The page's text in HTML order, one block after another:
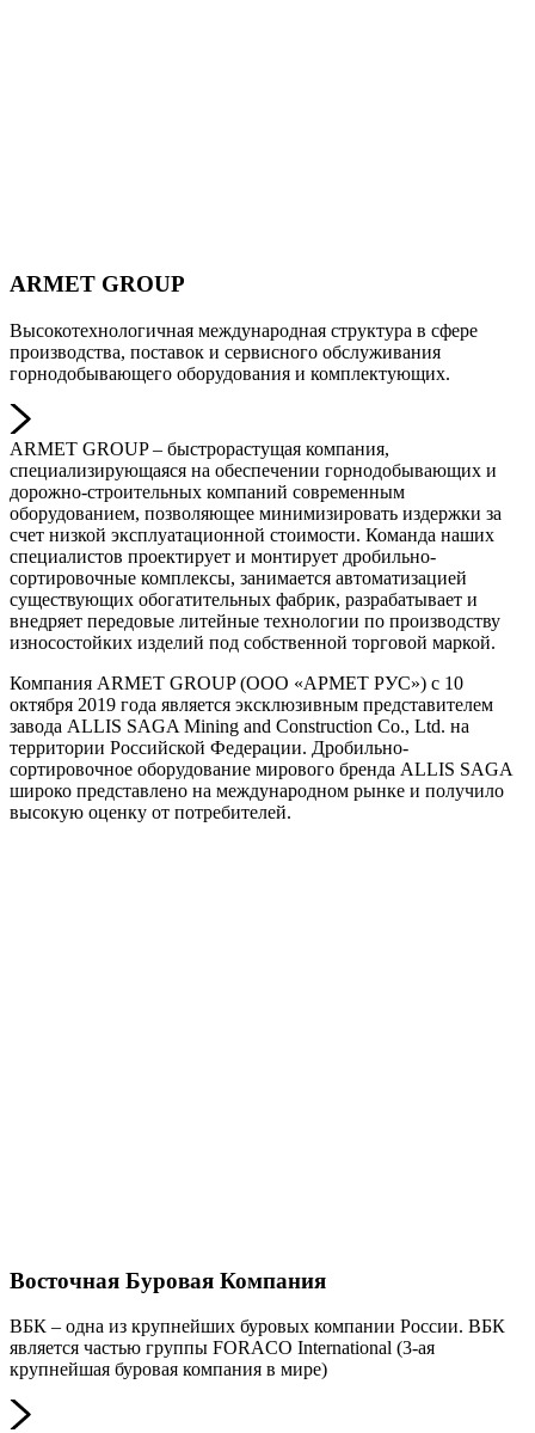
ARMET GROUP
Высокотехнологичная международная структура в сфере
производства, поставок и сервисного обслуживания
горнодобывающего оборудования и комплектующих.
ARMET GROUP – быстрорастущая компания,
специализирующаяся на обеспечении горнодобывающих и
дорожно-строительных компаний современным
оборудованием, позволяющее минимизировать издержки за
счет низкой эксплуатационной стоимости. Команда наших
специалистов проектирует и монтирует дробильно-
сортировочные комплексы, занимается автоматизацией
существующих обогатительных фабрик, разрабатывает и
внедряет передовые литейные технологии по производству
износостойких изделий под собственной торговой маркой.
Компания ARMET GROUP (ООО «АРМЕТ РУС») с 10
октября 2019 года является эксклюзивным представителем
завода ALLIS SAGA Mining and Construction Co., Ltd. на
территории Российской Федерации. Дробильно-
сортировочное оборудование мирового бренда ALLIS SAGA
широко представлено на международном рынке и получило
высокую оценку от потребителей.
Восточная Буровая Компания
ВБК – одна из крупнейших буровых компании России. ВБК
является частью группы FORACO International (3-ая
крупнейшая буровая компания в мире)